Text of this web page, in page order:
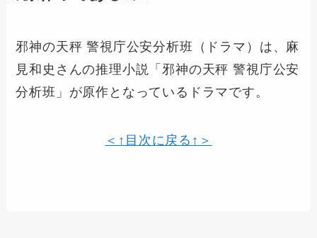
邪神の天秤 警視庁公安分析班（ドラマ）は、麻
見和史さんの推理小説「邪神の天秤 警視庁公安
分析班」が原作となっているドラマです。
＜↑目次に戻る↑＞